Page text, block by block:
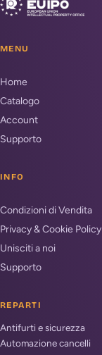
MENU
Home
Catalogo
Account
Supporto
INFO
Condizioni di Vendita
Privacy & Cookie Policy
Unisciti a noi
Supporto
REPARTI
Antifurti e sicurezza
Automazione cancelli